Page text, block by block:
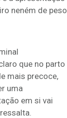
neném de peso
que no parto
mais precoce,
uma
em si vai